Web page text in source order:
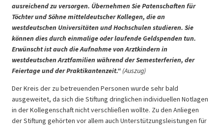
ausreichend zu versorgen. Übernehmen Sie Patenschaften für
Töchter und Söhne mitteldeutscher Kollegen, die an
westdeutschen Universitäten und Hochschulen studieren. Sie
können dies durch einmalige oder laufende Geldspenden tun.
Erwünscht ist auch die Aufnahme von Arztkindern in
westdeutschen Arztfamilien während der Semesterferien, der
Feiertage und der Praktikantenzeit.“ (Auszug)
Der Kreis der zu betreuenden Personen wurde sehr bald
ausgeweitet, da sich die Stiftung dringlichen individuellen Notlagen
in der Kollegenschaft nicht verschließen wollte. Zu den Anliegen
der Stiftung gehörten vor allem auch Unterstützungsleistungen für